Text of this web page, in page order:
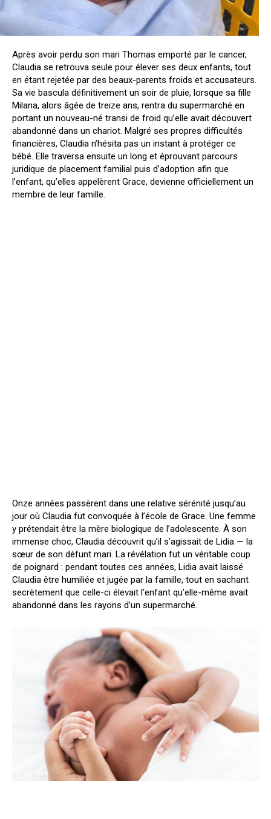
Après avoir perdu son mari Thomas emporté par le cancer,
Claudia se retrouva seule pour élever ses deux enfants, tout
en étant rejetée par des beaux-parents froids et accusateurs.
Sa vie bascula définitivement un soir de pluie, lorsque sa fille
Milana, alors âgée de treize ans, rentra du supermarché en
portant un nouveau-né transi de froid qu’elle avait découvert
abandonné dans un chariot. Malgré ses propres difficultés
financières, Claudia n’hésita pas un instant à protéger ce
bébé. Elle traversa ensuite un long et éprouvant parcours
juridique de placement familial puis d’adoption afin que
l’enfant, qu’elles appelèrent Grace, devienne officiellement un
membre de leur famille.
Onze années passèrent dans une relative sérénité jusqu’au
jour où Claudia fut convoquée à l’école de Grace. Une femme
y prétendait être la mère biologique de l’adolescente. À son
immense choc, Claudia découvrit qu’il s’agissait de Lidia — la
sœur de son défunt mari. La révélation fut un véritable coup
de poignard : pendant toutes ces années, Lidia avait laissé
Claudia être humiliée et jugée par la famille, tout en sachant
secrètement que celle-ci élevait l’enfant qu’elle-même avait
abandonné dans les rayons d’un supermarché.